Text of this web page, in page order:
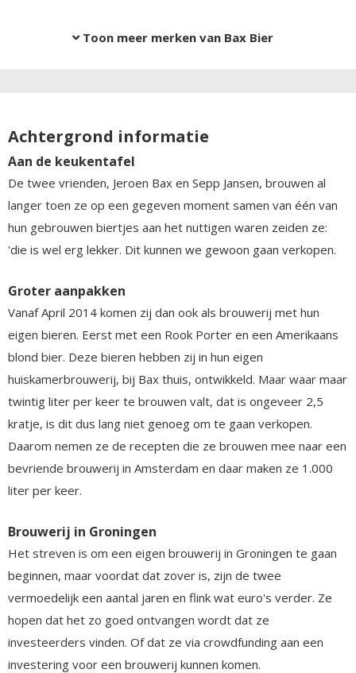
Toon meer merken van Bax Bier
Achtergrond informatie
Aan de keukentafel
De twee vrienden, Jeroen Bax en Sepp Jansen, brouwen al
langer toen ze op een gegeven moment samen van één van
hun gebrouwen biertjes aan het nuttigen waren zeiden ze:
'die is wel erg lekker. Dit kunnen we gewoon gaan verkopen.
Groter aanpakken
Vanaf April 2014 komen zij dan ook als brouwerij met hun
eigen bieren. Eerst met een Rook Porter en een Amerikaans
blond bier. Deze bieren hebben zij in hun eigen
huiskamerbrouwerij, bij Bax thuis, ontwikkeld. Maar waar maar
twintig liter per keer te brouwen valt, dat is ongeveer 2,5
kratje, is dit dus lang niet genoeg om te gaan verkopen.
Daarom nemen ze de recepten die ze brouwen mee naar een
bevriende brouwerij in Amsterdam en daar maken ze 1.000
liter per keer.
Brouwerij in Groningen
Het streven is om een eigen brouwerij in Groningen te gaan
beginnen, maar voordat dat zover is, zijn de twee
vermoedelijk een aantal jaren en flink wat euro's verder. Ze
hopen dat het zo goed ontvangen wordt dat ze
investeerders vinden. Of dat ze via crowdfunding aan een
investering voor een brouwerij kunnen komen.